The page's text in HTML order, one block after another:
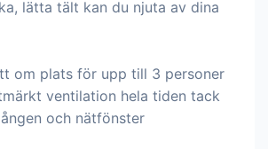
lätta tält kan du njuta av dina
om plats för upp till 3 personer
ventilation hela tiden tack
och nätfönster